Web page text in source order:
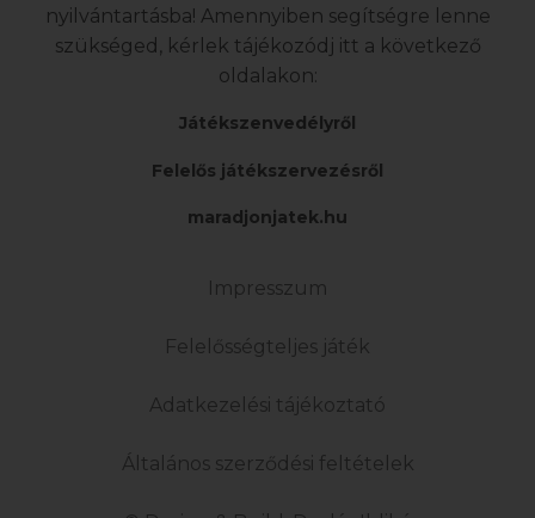
nyilvántartásba! Amennyiben segítségre lenne
szükséged, kérlek tájékozódj itt a következő
oldalakon:
Játékszenvedélyről
Felelős játékszervezésről
maradjonjatek.hu
Impresszum
Felelősségteljes játék
Adatkezelési tájékoztató
Általános szerződési feltételek